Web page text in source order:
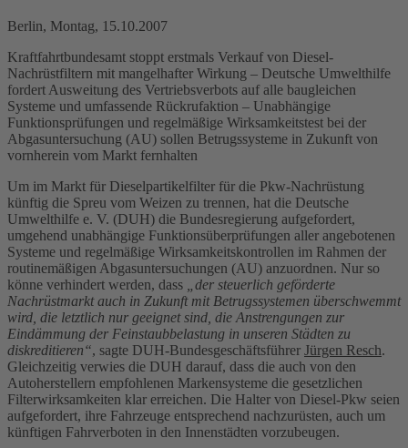
Berlin, Montag, 15.10.2007
Kraftfahrtbundesamt stoppt erstmals Verkauf von Diesel-
Nachrüstfiltern mit mangelhafter Wirkung – Deutsche Umwelthilfe
fordert Ausweitung des Vertriebsverbots auf alle baugleichen
Systeme und umfassende Rückrufaktion – Unabhängige
Funktionsprüfungen und regelmäßige Wirksamkeitstest bei der
Abgasuntersuchung (AU) sollen Betrugssysteme in Zukunft von
vornherein vom Markt fernhalten
Um im Markt für Dieselpartikelfilter für die Pkw-Nachrüstung
künftig die Spreu vom Weizen zu trennen, hat die Deutsche
Umwelthilfe e. V. (DUH) die Bundesregierung aufgefordert,
umgehend unabhängige Funktionsüberprüfungen aller angebotenen
Systeme und regelmäßige Wirksamkeitskontrollen im Rahmen der
routinemäßigen Abgasuntersuchungen (AU) anzuordnen. Nur so
könne verhindert werden, dass
„der steuerlich geförderte
Nachrüstmarkt auch in Zukunft mit Betrugssystemen überschwemmt
wird, die letztlich nur geeignet sind, die Anstrengungen zur
Eindämmung der Feinstaubbelastung in unseren Städten zu
diskreditieren“, sagte DUH-Bundesgeschäftsführer Jürgen Resch.
Gleichzeitig verwies die DUH darauf, dass die auch von den
Autoherstellern empfohlenen Markensysteme die gesetzlichen
Filterwirksamkeiten klar erreichen. Die Halter von Diesel-Pkw seien
aufgefordert, ihre Fahrzeuge entsprechend nachzurüsten, auch um
künftigen Fahrverboten in den Innenstädten vorzubeugen.